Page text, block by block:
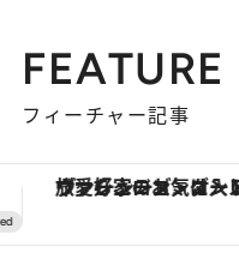
FEATURE
フィーチャー記事
【夏限定ディナーコース】旬を迎える稚鮎や花ズッキーニな